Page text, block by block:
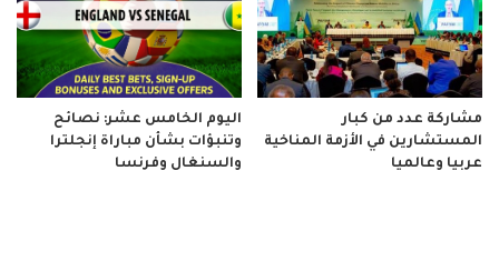
مشاركة عدد من كبار
المستشارين في الأزمة المناخية
عربيا وعالميا
اليوم الخامس عشر: نصائح
وتنبؤات بشأن مباراة إنجلترا
والسنغال وفرنسا